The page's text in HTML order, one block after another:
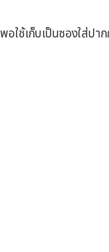
ช้เก็บเป็นซองใส่ปา